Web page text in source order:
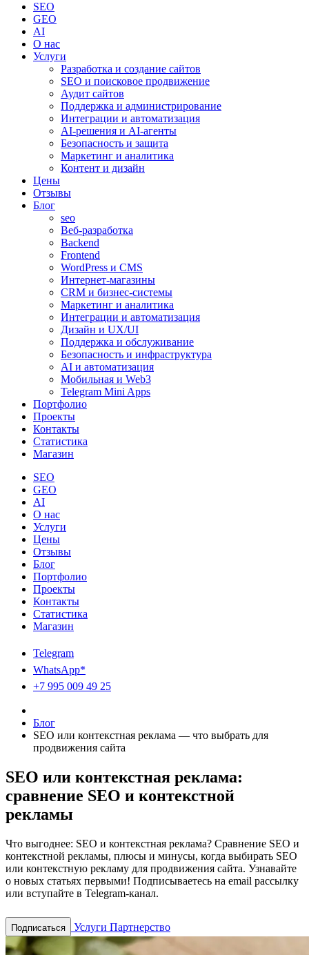
SEO
GEO
AI
О нас
Услуги
Разработка и создание сайтов
SEO и поисковое продвижение
Аудит сайтов
Поддержка и администрирование
Интеграции и автоматизация
AI-решения и AI-агенты
Безопасность и защита
Маркетинг и аналитика
Контент и дизайн
Цены
Отзывы
Блог
seo
Веб-разработка
Backend
Frontend
WordPress и CMS
Интернет-магазины
CRM и бизнес-системы
Маркетинг и аналитика
Интеграции и автоматизация
Дизайн и UX/UI
Поддержка и обслуживание
Безопасность и инфраструктура
AI и автоматизация
Мобильная и Web3
Telegram Mini Apps
Портфолио
Проекты
Контакты
Статистика
Магазин
SEO
GEO
AI
О нас
Услуги
Цены
Отзывы
Блог
Портфолио
Проекты
Контакты
Статистика
Магазин
Telegram
WhatsApp*
+7 995 009 49 25
Блог
SEO или контекстная реклама — что выбрать для
продвижения сайта
SEO или контекстная реклама:
сравнение SEO и контекстной
рекламы
Что выгоднее: SEO и контекстная реклама? Сравнение SEO и
контекстной рекламы, плюсы и минусы, когда выбирать SEO
или контекстную рекламу для продвижения сайта. Узнавайте
о новых статьях первыми! Подписываетесь на email рассылку
или вступайте в Telegram-канал.
Подписаться Услуги Партнерство